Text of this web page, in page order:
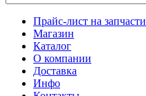
Прайс-лист на запчасти
Магазин
Каталог
О компании
Доставка
Инфо